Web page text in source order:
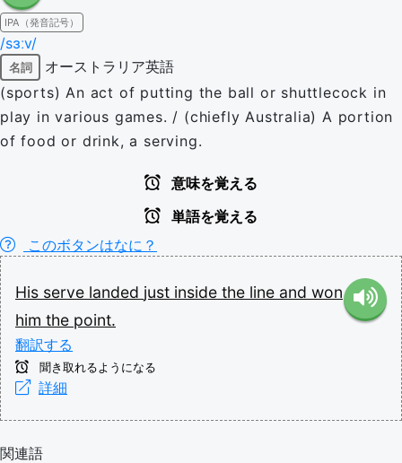
IPA（発音記号）
/sɜːv/
名詞
オーストラリア英語
(sports) An act of putting the ball or shuttlecock in
play in various games. / (chiefly Australia) A portion
of food or drink, a serving.
意味を覚える
単語を覚える
このボタンはなに？
His serve landed just inside the line and won
him the point.
翻訳する
聞き取れるようになる
詳細
関連語